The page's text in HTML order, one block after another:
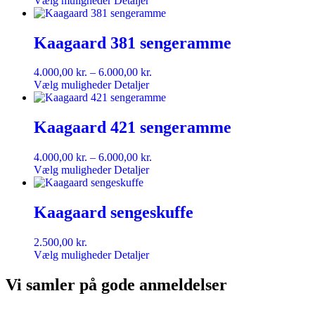
til
Kaagaard 381 sengeramme
4.000,00 kr. – 6.000,00 kr.
til
Vælg muligheder Detaljer
Kaagaard 421 sengeramme
4.000,00 kr. – 6.000,00 kr.
Vælg muligheder Detaljer
Kaagaard sengeskuffe
2.500,00 kr.
Vælg muligheder Detaljer
Vi samler på gode anmeldelser